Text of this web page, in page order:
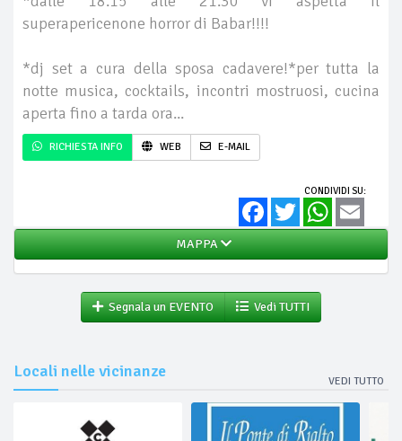
superapericenone horror di Babar!!!!
*dj set a cura della sposa cadavere!*per tutta la
notte musica, cocktails, incontri mostruosi, cucina
aperta fino a tarda ora...
RICHIESTA INFO WEB E-MAIL
CONDIVIDI SU:
FacebookTwitter WhatsApp
MAPPA
Segnala un EVENTO Vedi TUTTI
Locali nelle vicinanze
VEDI TUTTO